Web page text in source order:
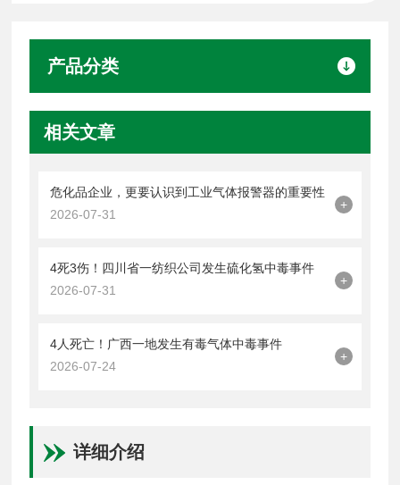
产品分类
相关文章
危化品企业，更要认识到工业气体报警器的重要性
2026-07-31
+
4死3伤！四川省一纺织公司发生硫化氢中毒事件
2026-07-31
+
4人死亡！广西一地发生有毒气体中毒事件
2026-07-24
+
详细介绍